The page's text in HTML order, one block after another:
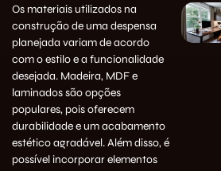
Os materiais utilizados na
construção de uma despensa
planejada variam de acordo
com o estilo e a funcionalidade
desejada. Madeira, MDF e
laminados são opções
populares, pois oferecem
durabilidade e um acabamento
estético agradável. Além disso, é
possível incorporar elementos